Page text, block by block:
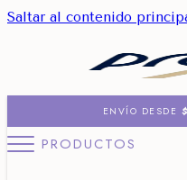
Saltar al contenido
ENVÍO DESDE
PRODUCTOS